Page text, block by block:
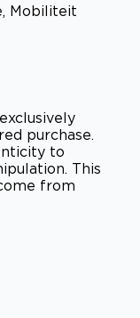
Mobiliteit
purchase.
to
This
from